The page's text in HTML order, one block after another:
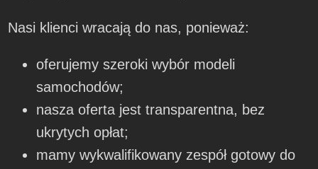
Nasi klienci wracają do nas, ponieważ:
oferujemy szeroki wybór modeli
samochodów;
nasza oferta jest transparentna, bez
ukrytych opłat;
mamy wykwalifikowany zespół gotowy do